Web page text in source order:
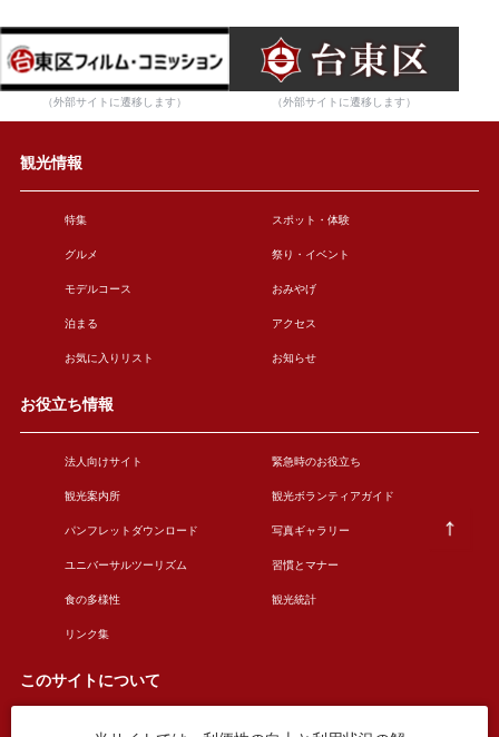
（外部サイトに遷移します） （外部サイトに遷移します）
観光情報
特集 スポット・体験
グルメ 祭り・イベント
モデルコース おみやげ
泊まる アクセス
お気に入りリスト お知らせ
お役立ち情報
法人向けサイト 緊急時のお役立ち
観光案内所 観光ボランティアガイド
パンフレットダウンロード 写真ギャラリー
ユニバーサルツーリズム 習慣とマナー
食の多様性 観光統計
リンク集
このサイトについて